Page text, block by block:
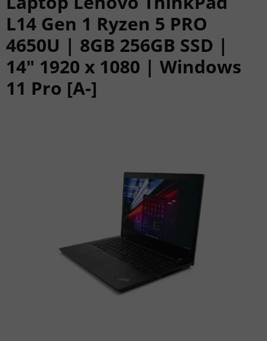
L14 Gen 1 Ryzen 5 PRO
4650U | 8GB 256GB SSD |
14" 1920 x 1080 | Windows
11 Pro [A-]